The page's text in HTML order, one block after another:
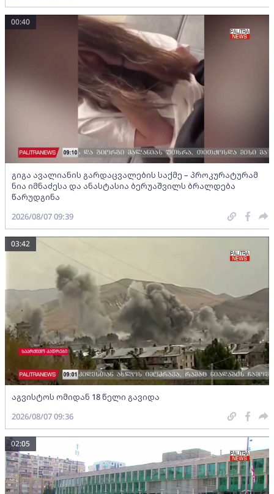
გიგა ავალიანის გარდაცვალების საქმე – პროკურატურამ
ნია იმნაძესა და ანასტასია ბერუაშვილს ბრალდება
წარუდგინა
00:40
2026/08/07 09:39
აგვისტოს ომიდან 18 წელი გავიდა
03:42
2026/08/07 09:36
02:05